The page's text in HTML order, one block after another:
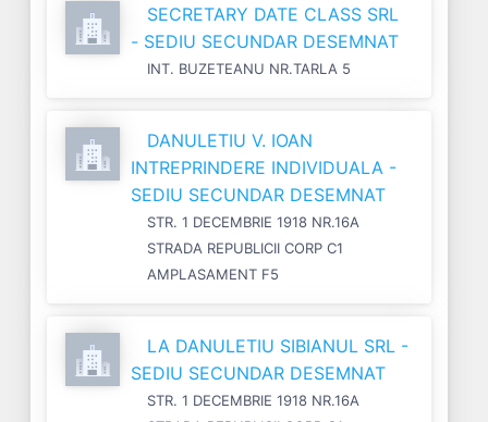
SECRETARY DATE CLASS SRL
- SEDIU SECUNDAR DESEMNAT
INT. BUZETEANU NR.TARLA 5
DANULETIU V. IOAN
INTREPRINDERE INDIVIDUALA -
SEDIU SECUNDAR DESEMNAT
STR. 1 DECEMBRIE 1918 NR.16A
STRADA REPUBLICII CORP C1
AMPLASAMENT F5
LA DANULETIU SIBIANUL SRL -
SEDIU SECUNDAR DESEMNAT
STR. 1 DECEMBRIE 1918 NR.16A